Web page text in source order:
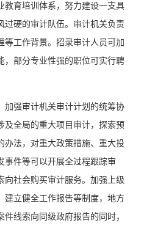
教育培训体系，努力建设一支具
过硬的审计队伍。审计机关负责
等工作背景。招录审计人员可加
，部分专业性强的职位可实行聘
加强审计机关审计计划的统筹协
及全局的重大项目审计，探索预
办法，对重大政策措施、重大投
事件等可以开展全过程跟踪审
向社会购买审计服务。加强上级
建立健全工作报告等制度，地方
线索向同级政府报告的同时，